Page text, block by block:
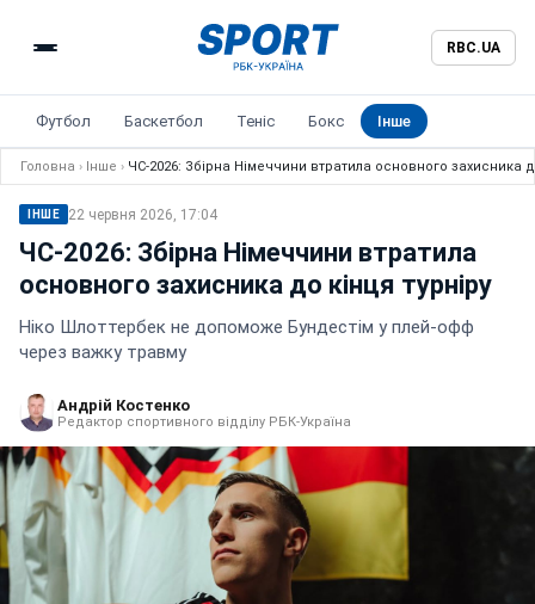
RBC.UA
Футбол Баскетбол Теніс Бокс Інше
Головна › Інше › ЧС-2026: Збірна Німеччини втратила основного захисника
ІНШЕ 22 червня 2026, 17:04
ЧС-2026: Збірна Німеччини втратила
основного захисника до кінця турніру
Ніко Шлоттербек не допоможе Бундестім у плей-офф
через важку травму
Андрій Костенко
Редактор спортивного відділу РБК-Україна